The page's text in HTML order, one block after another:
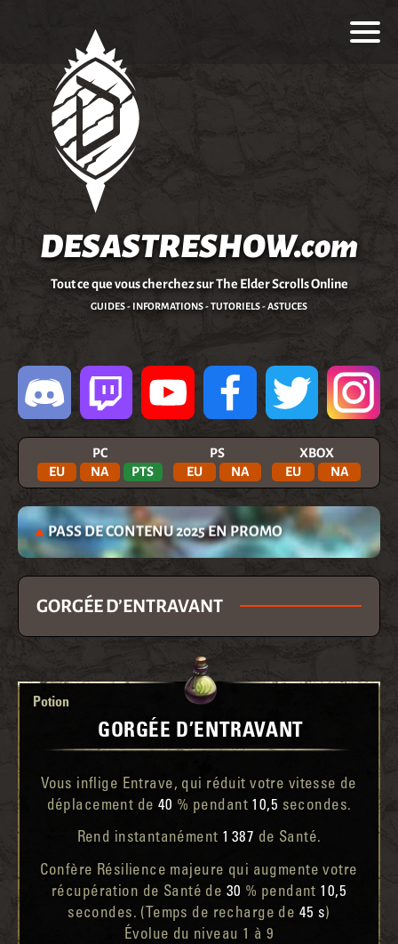
DESASTRESHOW.com
Tout ce que vous cherchez sur The Elder Scrolls Online
GUIDES - INFORMATIONS - TUTORIELS - ASTUCES
PC
EU
NA PTS
PS
EU
NA
XBOX
EU
NA
PASS DE CONTENU 2025 EN PROMO
GORGÉE D’ENTRAVANT
Potion
GORGÉE D’ENTRAVANT
Vous inflige Entrave, qui réduit votre vitesse de
déplacement de 40 % pendant 10,5 secondes.
Rend instantanément 1 387 de Santé.
Confère Résilience majeure qui augmente votre
récupération de Santé de 30 % pendant 10,5
secondes. (Temps de recharge de 45 s)
Évolue du niveau 1 à 9